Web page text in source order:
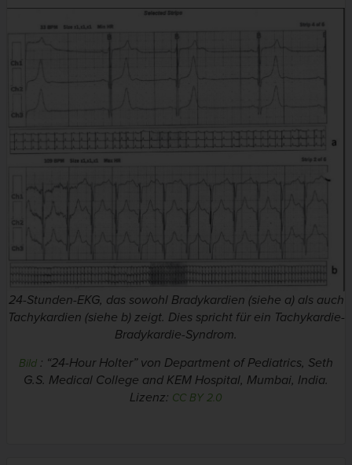
24-Stunden-EKG, das sowohl Bradykardien (siehe a) als auch
Tachykardien (siehe b) zeigt. Dies spricht für ein Tachykardie-
Bradykardie-Syndrom.
Bild : “24-Hour Holter” von Department of Pediatrics, Seth
G.S. Medical College and KEM Hospital, Mumbai, India.
Lizenz: CC BY 2.0